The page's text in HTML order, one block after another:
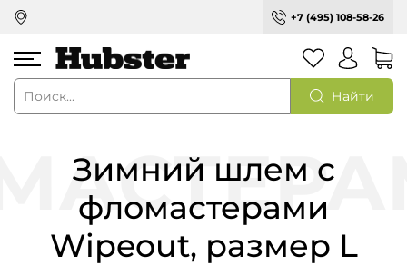
+7 (495) 108-58-26
Найти
Зимний шлем с
фломастерами
Wipeout, размер L